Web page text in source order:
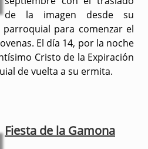
de la imagen desde su
para comenzar el
El día 14, por la noche
Cristo de la Expiración
de vuelta a su ermita.
Fiesta de la Gamona